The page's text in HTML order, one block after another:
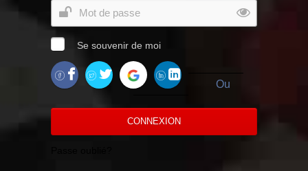
Se souvenir de moi
Ou
CONNEXION